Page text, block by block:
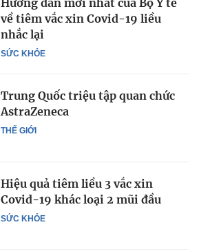
SỨC KHỎE
Hướng dẫn mới nhất của Bộ Y tế
về tiêm vắc xin Covid-19 liều
nhắc lại
THẾ GIỚI
Trung Quốc triệu tập quan chức
AstraZeneca
SỨC KHỎE
Hiệu quả tiêm liều 3 vắc xin
Covid-19 khác loại 2 mũi đầu